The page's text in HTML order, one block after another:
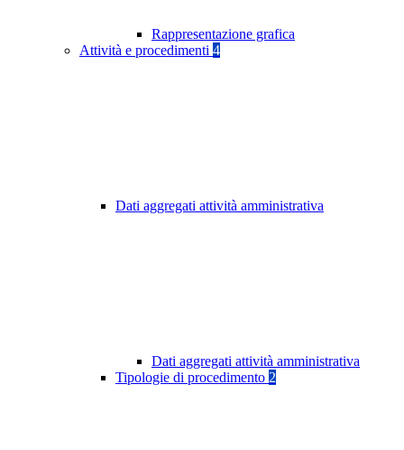
Rappresentazione grafica
Attività e procedimenti 4
Dati aggregati attività amministrativa
Dati aggregati attività amministrativa
Tipologie di procedimento 2